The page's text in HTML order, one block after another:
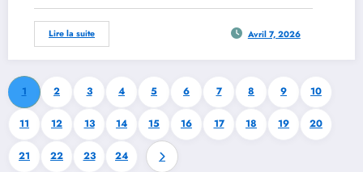
Lire la suite Avril 7, 2026
1 2 3 4 5 6 7 8 9 10
11 12 13 14 15 16 17 18 19 20
21 22 23 24